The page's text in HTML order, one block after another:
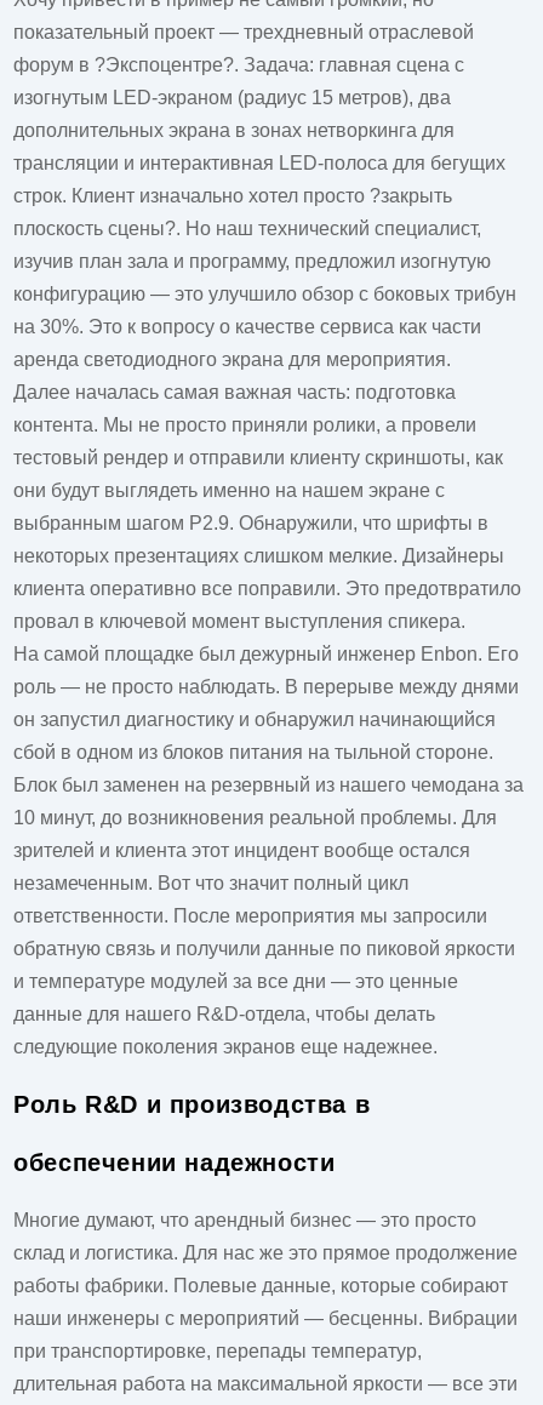
показательный проект — трехдневный отраслевой
форум в ?Экспоцентре?. Задача: главная сцена с
изогнутым LED-экраном (радиус 15 метров), два
дополнительных экрана в зонах нетворкинга для
трансляции и интерактивная LED-полоса для бегущих
строк. Клиент изначально хотел просто ?закрыть
плоскость сцены?. Но наш технический специалист,
изучив план зала и программу, предложил изогнутую
конфигурацию — это улучшило обзор с боковых трибун
на 30%. Это к вопросу о качестве сервиса как части
аренда светодиодного экрана для мероприятия.
Далее началась самая важная часть: подготовка
контента. Мы не просто приняли ролики, а провели
тестовый рендер и отправили клиенту скриншоты, как
они будут выглядеть именно на нашем экране с
выбранным шагом P2.9. Обнаружили, что шрифты в
некоторых презентациях слишком мелкие. Дизайнеры
клиента оперативно все поправили. Это предотвратило
провал в ключевой момент выступления спикера.
На самой площадке был дежурный инженер Enbon. Его
роль — не просто наблюдать. В перерыве между днями
он запустил диагностику и обнаружил начинающийся
сбой в одном из блоков питания на тыльной стороне.
Блок был заменен на резервный из нашего чемодана за
10 минут, до возникновения реальной проблемы. Для
зрителей и клиента этот инцидент вообще остался
незамеченным. Вот что значит полный цикл
ответственности. После мероприятия мы запросили
обратную связь и получили данные по пиковой яркости
и температуре модулей за все дни — это ценные
данные для нашего R&D-отдела, чтобы делать
следующие поколения экранов еще надежнее.
Роль R&D и производства в
обеспечении надежности
Многие думают, что арендный бизнес — это просто
склад и логистика. Для нас же это прямое продолжение
работы фабрики. Полевые данные, которые собирают
наши инженеры с мероприятий — бесценны. Вибрации
при транспортировке, перепады температур,
длительная работа на максимальной яркости — все эти